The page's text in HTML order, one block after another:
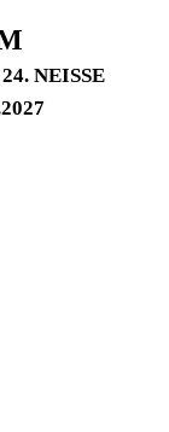
24. NEISSE